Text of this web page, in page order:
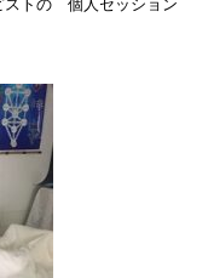
ストの 個人セッション